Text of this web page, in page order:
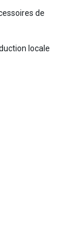
de
locale